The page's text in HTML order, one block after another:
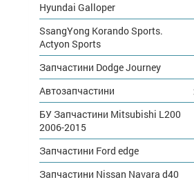
Hyundai Galloper
SsangYong Korando Sports.
Actyon Sports
Запчастини Dodge Journey
Автозапчастини
БУ Запчастини Mitsubishi L200
2006-2015
Запчастини Ford edge
Запчастини Nissan Navara d40